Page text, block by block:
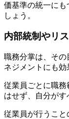
価基準の統一に
しょう。
内部統制やリ
職務分掌は、そ
ネジメントにも効
従業員ごとに職
はせず、自分がす
従業員が行うこと